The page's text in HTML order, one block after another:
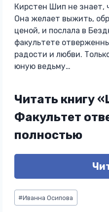
Кирстен Шип не знает,
Она желает выжить,
ценой, и послала в
факультете
радости и любви.
юную ведьму…
Читать книгу
Факультет
полностью
Метки
записи:
#Иванна Осипова